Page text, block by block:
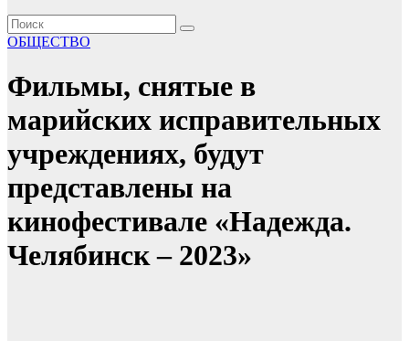
ОБЩЕСТВО
Фильмы, снятые в
марийских исправительных
учреждениях, будут
представлены на
кинофестивале «Надежда.
Челябинск – 2023»